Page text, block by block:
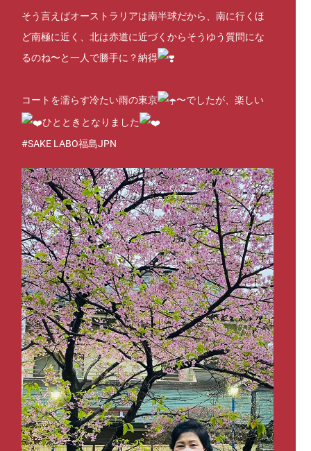
そう言えばオーストラリアは南半球だから、南に行くほ
ど南極に近く、北は赤道に近づくからそうゆう質問にな
るのね〜と一人で勝手に？納得
コートを濡らす冷たい雨の東京
〜でしたが、楽しい
ひとときとなりました
#SAKE LABO福島JPN